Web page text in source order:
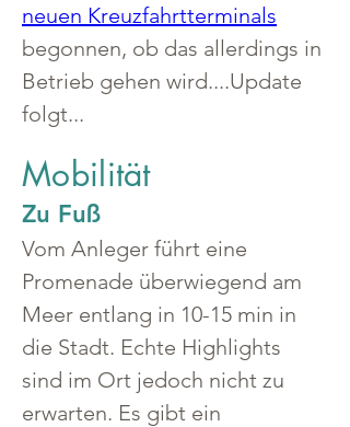
neuen Kreuzfahrtterminals
begonnen, ob das allerdings in
Betrieb gehen wird....Update
folgt...
Mobilität
Zu Fuß
Vom Anleger führt eine
Promenade überwiegend am
Meer entlang in 10-15 min in
die Stadt. Echte Highlights
sind im Ort jedoch nicht zu
erwarten. Es gibt ein